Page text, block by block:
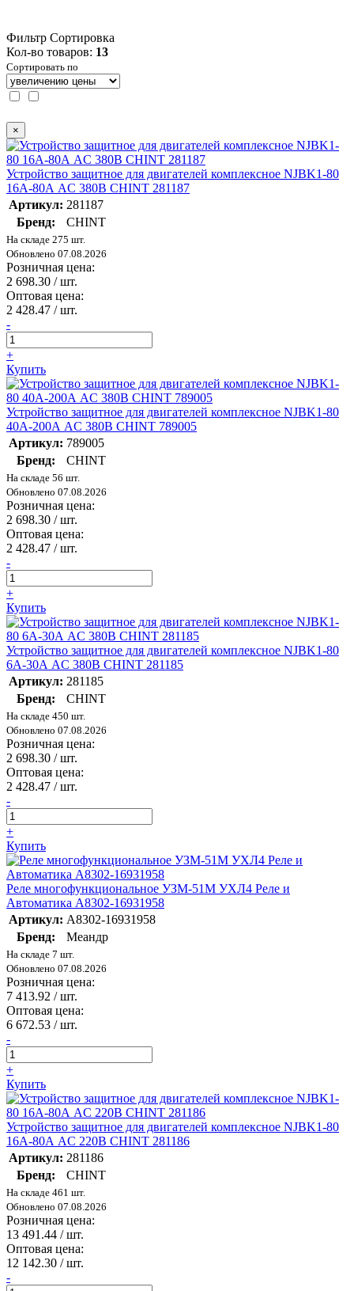
Фильтр Сортировка
Кол-во товаров: 13
Сортировать по
×
Устройство защитное для двигателей комплексное NJBK1-80
16А-80А AC 380В CHINT 281187
Артикул: 281187
Бренд:
CHINT
На складе 275 шт.
Обновлено 07.08.2026
Розничная цена:
2 698.30 / шт.
Оптовая цена:
2 428.47 / шт.
-
+
Купить
Устройство защитное для двигателей комплексное NJBK1-80
40А-200А AC 380В CHINT 789005
Артикул: 789005
Бренд:
CHINT
На складе 56 шт.
Обновлено 07.08.2026
Розничная цена:
2 698.30 / шт.
Оптовая цена:
2 428.47 / шт.
-
+
Купить
Устройство защитное для двигателей комплексное NJBK1-80
6А-30А AC 380В CHINT 281185
Артикул: 281185
Бренд:
CHINT
На складе 450 шт.
Обновлено 07.08.2026
Розничная цена:
2 698.30 / шт.
Оптовая цена:
2 428.47 / шт.
-
+
Купить
Реле многофункциональное УЗМ-51М УХЛ4 Реле и
Автоматика A8302-16931958
Артикул: A8302-16931958
Бренд:
Меандр
На складе 7 шт.
Обновлено 07.08.2026
Розничная цена:
7 413.92 / шт.
Оптовая цена:
6 672.53 / шт.
-
+
Купить
Устройство защитное для двигателей комплексное NJBK1-80
16А-80А AC 220В CHINT 281186
Артикул: 281186
Бренд:
CHINT
На складе 461 шт.
Обновлено 07.08.2026
Розничная цена:
13 491.44 / шт.
Оптовая цена:
12 142.30 / шт.
-